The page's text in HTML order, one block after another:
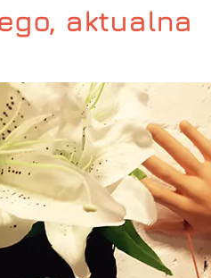
aktualna